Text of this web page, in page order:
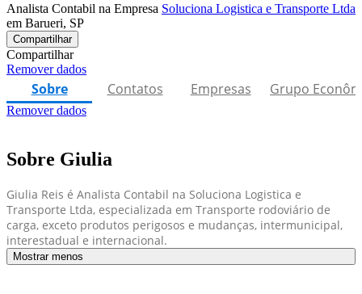
Analista Contabil na Empresa Soluciona Logistica e Transporte Ltda
em Barueri, SP
Compartilhar
Compartilhar
Remover dados
Sobre Contatos Empresas Grupo
Remover dados
Sobre Giulia
Giulia Reis é Analista Contabil na Soluciona Logistica e
Transporte Ltda, especializada em Transporte rodoviário de
carga, exceto produtos perigosos e mudanças, intermunicipal,
interestadual e internacional.
Mostrar menos